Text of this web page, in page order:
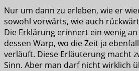
Nur um dann zu erleben, wie er
sowohl vorwärts, wie auch
Die Erklärung erinnert ein wenig
dessen Warp, wo die Zeit ja
verläuft. Diese Erläuterung macht
Sinn. Aber man darf nicht wirklich